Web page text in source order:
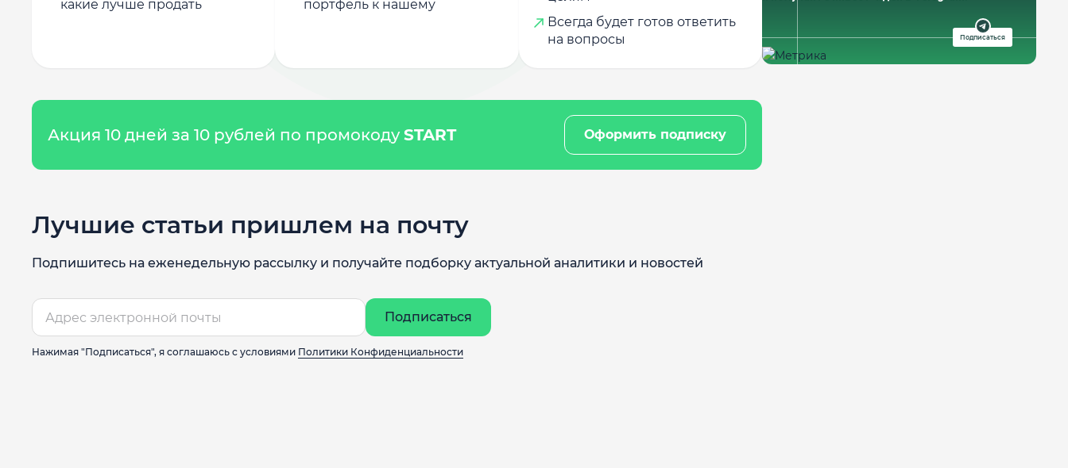
какие лучше продать
портфель к нашему
Всегда будет готов ответить
на вопросы
Акция 10 дней за 10 рублей по промокодуSTART Оформить подписку
Лучшие статьи пришлем на почту
Подпишитесь на еженедельную рассылку и получайте подборку актуальной аналитики и новостей
Подписаться
Нажимая "Подписаться", я соглашаюсь с условиями Политики Конфиденциальности
Подписаться